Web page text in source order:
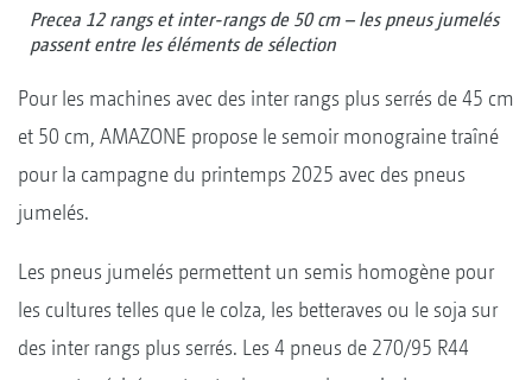
Precea 12 rangs et inter-rangs de 50 cm – les pneus jumelés
passent entre les éléments de sélection
Pour les machines avec des inter rangs plus serrés de 45 cm
et 50 cm, AMAZONE propose le semoir monograine traîné
pour la campagne du printemps 2025 avec des pneus
jumelés.
Les pneus jumelés permettent un semis homogène pour
les cultures telles que le colza, les betteraves ou le soja sur
des inter rangs plus serrés. Les 4 pneus de 270/95 R44